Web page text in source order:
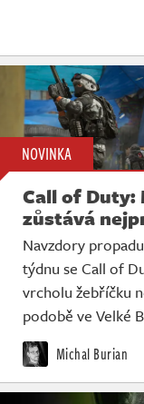
NOVINKA
Call of Duty:
zůstává
Navzdory
týdnu se Call of
vrcholu žebříčku
podobě ve Velké
Michal Burian